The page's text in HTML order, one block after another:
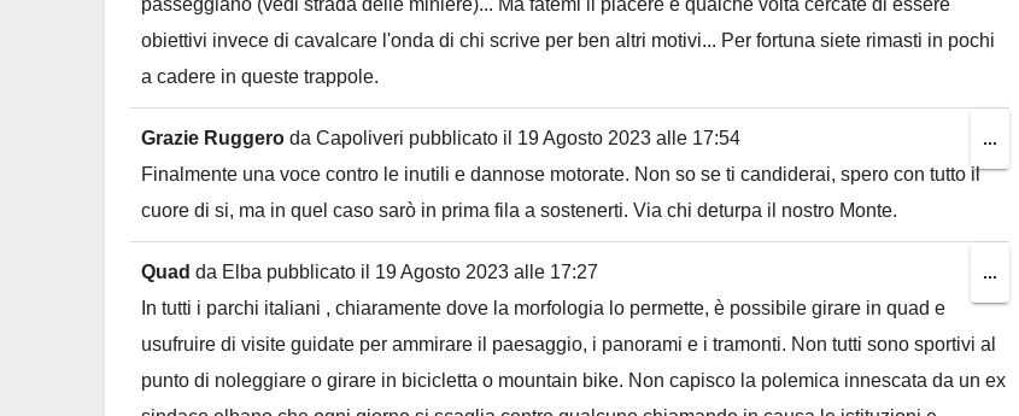
passeggiano (vedi strada delle miniere)... Ma fatemi il piacere e qualche volta cercate di essere
obiettivi invece di cavalcare l'onda di chi scrive per ben altri motivi... Per fortuna siete rimasti in pochi
a cadere in queste trappole.
Grazie Ruggero da Capoliveri pubblicato il 19 Agosto 2023 alle 17:54
Finalmente una voce contro le inutili e dannose motorate. Non so se ti candiderai, spero con tutto il
cuore di si, ma in quel caso sarò in prima fila a sostenerti. Via chi deturpa il nostro Monte.
...
this
Quad da Elba pubblicato il 19 Agosto 2023 alle 17:27
In tutti i parchi italiani , chiaramente dove la morfologia lo permette, è possibile girare in quad e
usufruire di visite guidate per ammirare il paesaggio, i panorami e i tramonti. Non tutti sono sportivi al
punto di noleggiare o girare in bicicletta o mountain bike. Non capisco la polemica innescata da un ex
...
this